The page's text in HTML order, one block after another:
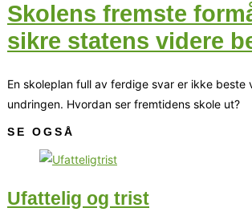
Skolens fremste
sikre statens videre
En skoleplan full av ferdige svar er ikke beste
undringen. Hvordan ser fremtidens skole ut?
SE OGSÅ
Ufattelig og trist